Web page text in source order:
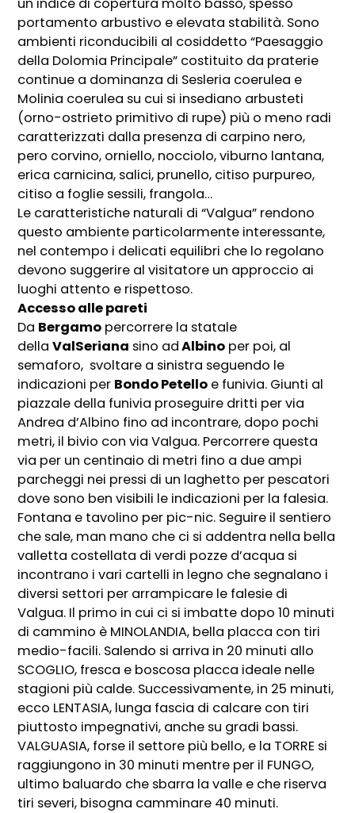
portamento arbustivo e elevata stabilità. Sono
ambienti riconducibili al cosiddetto “Paesaggio
della Dolomia Principale” costituito da praterie
continue a dominanza di Sesleria coerulea e
Molinia coerulea su cui si insediano arbusteti
(orno-ostrieto primitivo di rupe) più o meno radi
caratterizzati dalla presenza di carpino nero,
pero corvino, orniello, nocciolo, viburno lantana,
erica carnicina, salici, prunello, citiso purpureo,
citiso a foglie sessili, frangola…
Le caratteristiche naturali di “Valgua” rendono
questo ambiente particolarmente interessante,
nel contempo i delicati equilibri che lo regolano
devono suggerire al visitatore un approccio ai
luoghi attento e rispettoso.
Accesso alle pareti
Da Bergamo percorrere la statale
dellaValSeriana sino adAlbino per poi, al
semaforo, svoltare a sinistra seguendo le
indicazioni per Bondo Petello e funivia. Giunti al
piazzale della funivia proseguire dritti per via
Andrea d’Albino fino ad incontrare, dopo pochi
metri, il bivio con via Valgua. Percorrere questa
via per un centinaio di metri fino a due ampi
parcheggi nei pressi di un laghetto per pescatori
dove sono ben visibili le indicazioni per la falesia.
Fontana e tavolino per pic-nic. Seguire il sentiero
che sale, man mano che ci si addentra nella bella
valletta costellata di verdi pozze d’acqua si
incontrano i vari cartelli in legno che segnalano i
diversi settori per arrampicare le falesie di
Valgua. Il primo in cui ci si imbatte dopo 10 minuti
di cammino è MINOLANDIA, bella placca con tiri
medio-facili. Salendo si arriva in 20 minuti allo
SCOGLIO, fresca e boscosa placca ideale nelle
stagioni più calde. Successivamente, in 25 minuti,
ecco LENTASIA, lunga fascia di calcare con tiri
piuttosto impegnativi, anche su gradi bassi.
VALGUASIA, forse il settore più bello, e la TORRE si
raggiungono in 30 minuti mentre per il FUNGO,
ultimo baluardo che sbarra la valle e che riserva
tiri severi, bisogna camminare 40 minuti.